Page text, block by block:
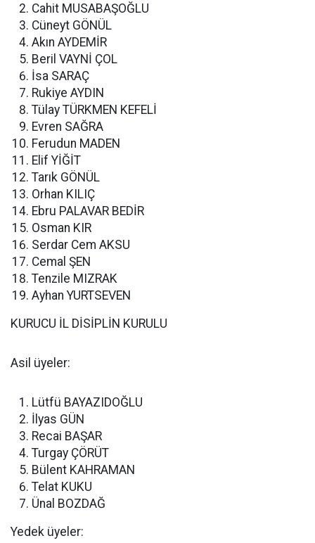
Cahit MUSABAŞOĞLU
Cüneyt GÖNÜL
Akın AYDEMİR
Beril VAYNİ ÇOL
İsa SARAÇ
Rukiye AYDIN
Tülay TÜRKMEN KEFELİ
Evren SAĞRA
Ferudun MADEN
Elif YİĞİT
Tarık GÖNÜL
Orhan KILIÇ
Ebru PALAVAR BEDİR
Osman KIR
Serdar Cem AKSU
Cemal ŞEN
Tenzile MIZRAK
Ayhan YURTSEVEN
KURUCU İL DİSİPLİN KURULU
Asil üyeler:
Lütfü BAYAZIDOĞLU
İlyas GÜN
Recai BAŞAR
Turgay ÇÖRÜT
Bülent KAHRAMAN
Telat KUKU
Ünal BOZDAĞ
Yedek üyeler: